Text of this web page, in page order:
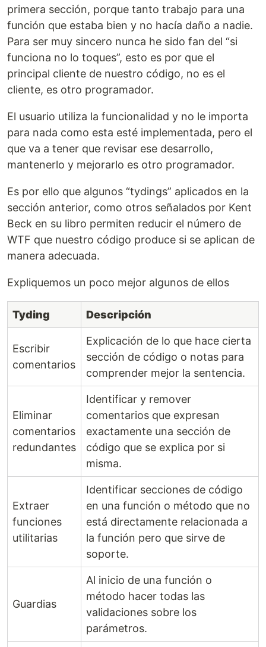
primera sección, porque tanto trabajo para una
función que estaba bien y no hacía daño a nadie.
Para ser muy sincero nunca he sido fan del “si
funciona no lo toques”, esto es por que el
principal cliente de nuestro código, no es el
cliente, es otro programador.
El usuario utiliza la funcionalidad y no le importa
para nada como esta esté implementada, pero el
que va a tener que revisar ese desarrollo,
mantenerlo y mejorarlo es otro programador.
Es por ello que algunos “tydings” aplicados en la
sección anterior, como otros señalados por Kent
Beck en su libro permiten reducir el número de
WTF que nuestro código produce si se aplican de
manera adecuada.
Expliquemos un poco mejor algunos de ellos
Tyding Descripción
Escribir
comentarios
Explicación de lo que hace cierta
sección de código o notas para
comprender mejor la sentencia.
Eliminar
comentarios
redundantes
Identificar y remover
comentarios que expresan
exactamente una sección de
código que se explica por si
misma.
Extraer
funciones
utilitarias
Identificar secciones de código
en una función o método que no
está directamente relacionada a
la función pero que sirve de
soporte.
Guardias
Al inicio de una función o
método hacer todas las
validaciones sobre los
parámetros.